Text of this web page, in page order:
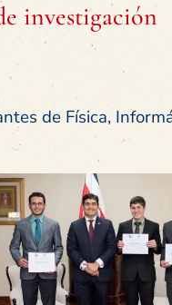
investigación
de Física,